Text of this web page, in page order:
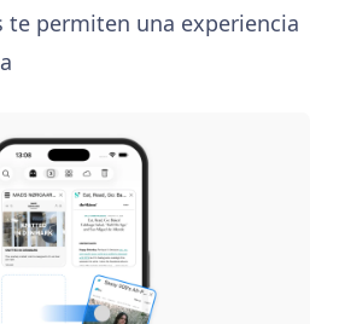
te permiten una experiencia